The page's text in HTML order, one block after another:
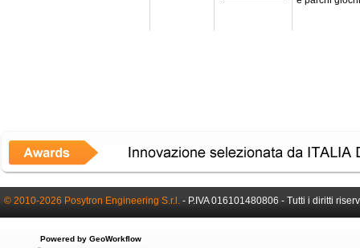
© 2010-2026 Posytron Engineering S.r.l. - P.IVA 016101480806 - Tutti i diritti
Powered by GeoWorkflow